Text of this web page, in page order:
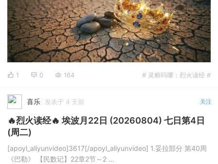
1 0 164 # 灵粮吗哪：烈火读经 #
喜乐 发表于 4 天前 关注
🔥烈火读经🔥 埃波月22日 (20260804) 七日第4日
(周二)
[apoyl_aliyunvideo]3617[/apoyl_aliyunvideo] 1.妥拉部分 第40周
《巴勒》 【民数记】22章2节～2 ...